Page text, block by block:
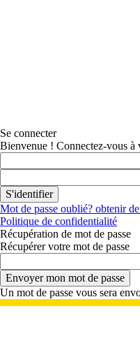
Se connecter
Bienvenue ! Connectez-vous à
Mot de passe oublié? obtenir
Politique de confidentialité
Récupération de mot de passe
Récupérer votre mot de passe
Un mot de passe vous sera